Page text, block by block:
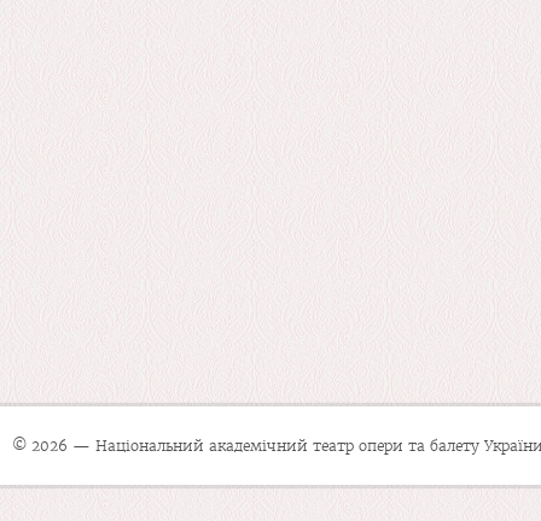
© 2026 — Національний академічний театр опери та балету